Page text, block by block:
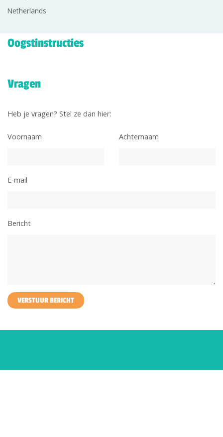
Netherlands
Oogstinstructies
Vragen
Heb je vragen? Stel ze dan hier:
Voornaam Achternaam
E-mail
Bericht
VERSTUUR BERICHT